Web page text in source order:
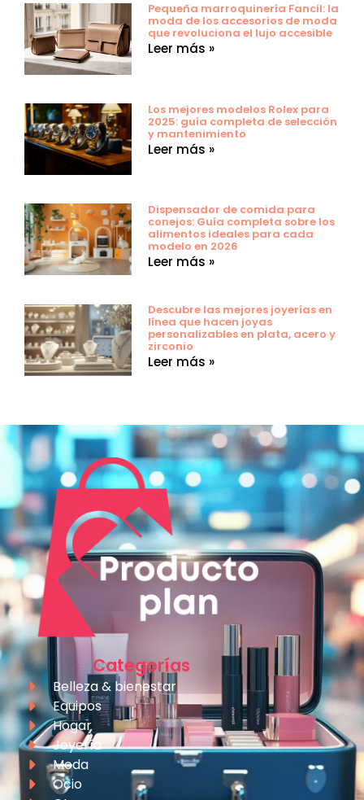
Pequeña marroquinería Fancil: la
moda de los accesorios de moda
que revoluciona el lujo accesible
Leer más »
Los mejores modelos Rolex para
2025: guía completa de selección
y mantenimiento
Leer más »
Dispensador de comida para
conejos: Guía completa sobre los
alimentos ideales para cada
modelo en 2026
Leer más »
Descubre las mejores joyerías en
línea que hacen joyas
personalizables en plata, acero y
zirconio
Leer más »
Categorías
Belleza & bienestar
Equipos
Hogar
Joyería
Moda
Ocio